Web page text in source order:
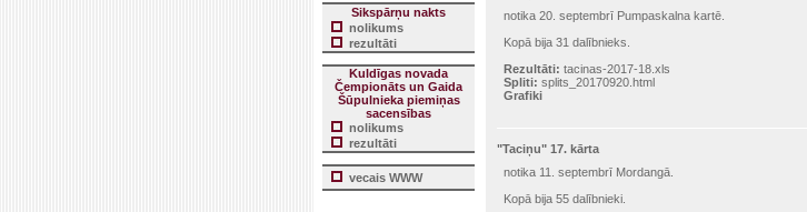
Sikspārņu nakts
nolikums
rezultāti
Kuldīgas novada
Čempionāts un Gaida
Šūpulnieka piemiņas
sacensības
nolikums
rezultāti
vecais WWW
notika 20. septembrī Pumpaskalna kartē.
Kopā bija 31 dalībnieks.
Rezultāti: tacinas-2017-18.xls
Spliti: splits_20170920.html
Grafiki
"Taciņu" 17. kārta
notika 11. septembrī Mordangā.
Kopā bija 55 dalībnieki.